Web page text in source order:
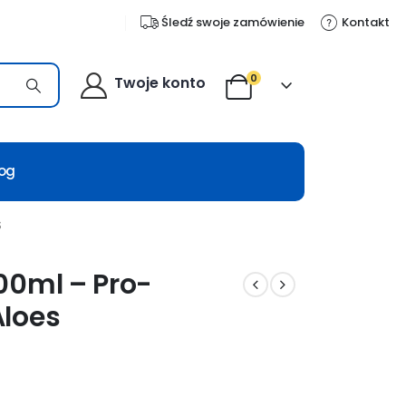
Śledź swoje zamówienie Kontakt
Twoje konto 0
– Pro-